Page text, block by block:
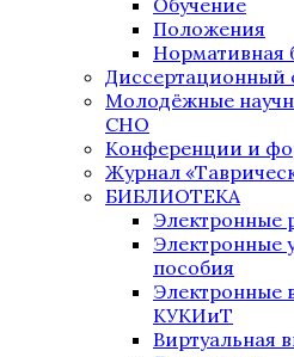
Обучение
Положения
Нормативная
Диссертационный
Молодёжные
СНО
Конференции и
Журнал
БИБЛИОТЕКА
Электронные
Электронные
пособия
Электронные
КУКИиТ
Виртуальная